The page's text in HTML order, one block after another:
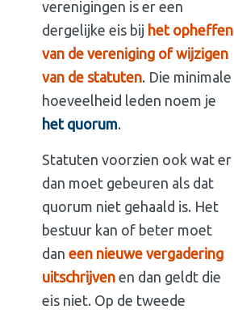
verenigingen is er een
dergelijke eis bij het opheffen
van de vereniging of wijzigen
van de statuten. Die minimale
hoeveelheid leden noem je
het quorum.
Statuten voorzien ook wat er
dan moet gebeuren als dat
quorum niet gehaald is. Het
bestuur kan of beter moet
dan een nieuwe vergadering
uitschrijven en dan geldt die
eis niet. Op de tweede